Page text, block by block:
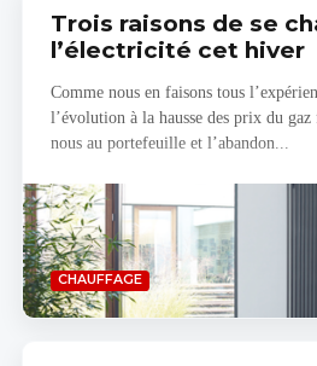
Trois raisons de se
l’électricité cet hiver
Comme nous en faisons tous
l’évolution à la hausse des prix du gaz
nous au portefeuille et l’abandon...
CHAUFFAGE